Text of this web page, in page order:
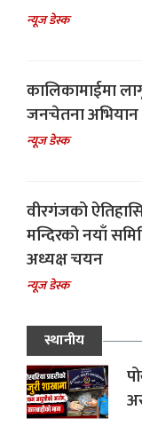
न्यूज डेस्क
कालिकामाईमा
जनचेतना अभियान
न्यूज डेस्क
वीरगंजको
मन्दिरको नयाँ
अध्यक्ष चयन
न्यूज डेस्क
स्थानीय